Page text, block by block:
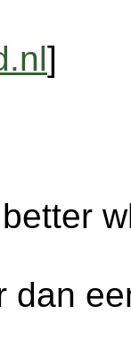
]
dan